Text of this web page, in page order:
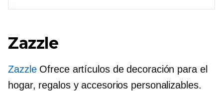
Zazzle
ZazzleOfrece artículos de decoración para el
hogar, regalos y accesorios personalizables.